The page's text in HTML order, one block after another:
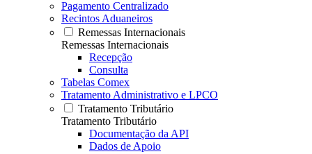
Pagamento Centralizado
Recintos Aduaneiros
Remessas Internacionais
Remessas Internacionais
Recepção
Consulta
Tabelas Comex
Tratamento Administrativo e LPCO
Tratamento Tributário
Tratamento Tributário
Documentação da API
Dados de Apoio